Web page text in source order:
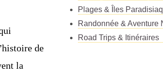
de
la
Plages & Îles
Randonnée & Aventure
Road Trips & Itinéraires